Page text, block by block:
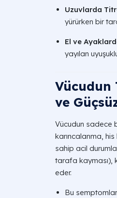
Uzuvlarda
yürürken bir
El ve
yayılan
Vücudun
ve
Vücudun sadece
karıncalanma,
sahip acil
tarafa kayması),
eder.
Bu